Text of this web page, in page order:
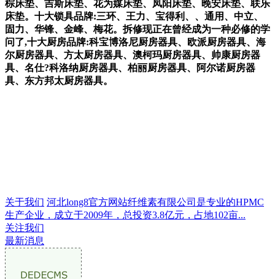
棕床垫、吉斯床垫、花为媒床垫、凤阳床垫、晚安床垫、联乐
床垫。十大锁具品牌:三环、王力、宝得利、、通用、中立、
固力、华锋、金峰、梅花。拆修现正在曾经成为一种必修的学
问了,十大厨房品牌:科宝博洛尼厨房器具、欧派厨房器具、海
尔厨房器具、方太厨房器具、澳柯玛厨房器具、帅康厨房器
具、名仕?科洛纳厨房器具、柏丽厨房器具、阿尔诺厨房器
具、东方邦太厨房器具。
关于我们 河北long8官方网站纤维素有限公司是专业的HPMC
生产企业，成立于2009年，总投资3.8亿元，占地102亩...
关注我们
最新消息